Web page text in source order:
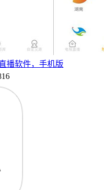
播软件，手机版